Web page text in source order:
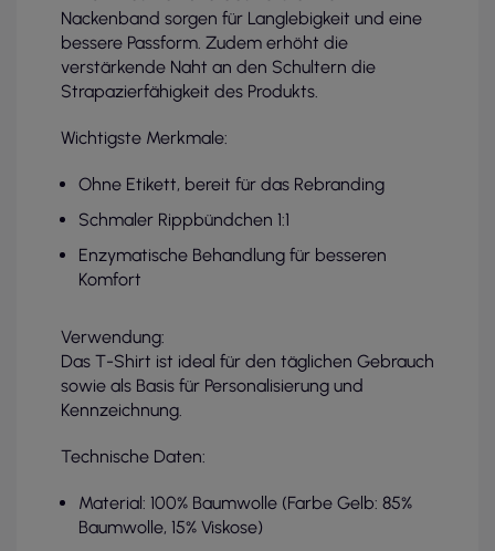
Nackenband sorgen für Langlebigkeit und eine
bessere Passform. Zudem erhöht die
verstärkende Naht an den Schultern die
Strapazierfähigkeit des Produkts.
Wichtigste Merkmale:
Ohne Etikett, bereit für das Rebranding
Schmaler Rippbündchen 1:1
Enzymatische Behandlung für besseren
Komfort
Verwendung:
Das T-Shirt ist ideal für den täglichen Gebrauch
sowie als Basis für Personalisierung und
Kennzeichnung.
Technische Daten:
Material: 100% Baumwolle (Farbe Gelb: 85%
Baumwolle, 15% Viskose)